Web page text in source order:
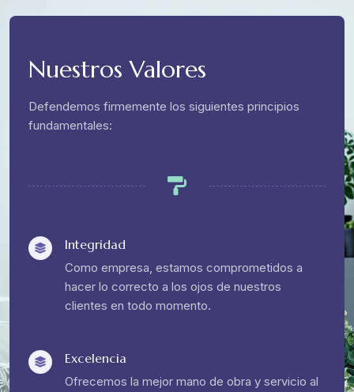
Nuestros Valores
Defendemos firmemente los siguientes principios
fundamentales:
Integridad
Como empresa, estamos comprometidos a
hacer lo correcto a los ojos de nuestros
clientes en todo momento.
Excelencia
Ofrecemos la mejor mano de obra y servicio al